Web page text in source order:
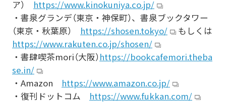
ア） https://www.kinokuniya.co.jp/
・書泉グランデ（東京・神保町）、書泉ブックタワー
（東京・秋葉原） https://shosen.tokyo/
もしくは
https://www.rakuten.co.jp/shosen/
・書肆喫茶mori（大阪） https://bookcafemori.theba
se.in/
・Amazon https://www.amazon.co.jp/
・復刊ドットコム https://www.fukkan.com/